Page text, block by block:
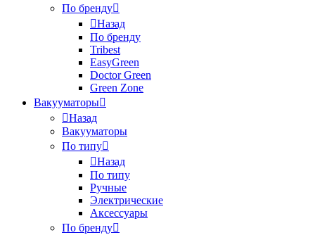
По бренду
Назад
По бренду
Tribest
EasyGreen
Doctor Green
Green Zone
Вакууматоры
Назад
Вакууматоры
По типу
Назад
По типу
Ручные
Электрические
Аксессуары
По бренду